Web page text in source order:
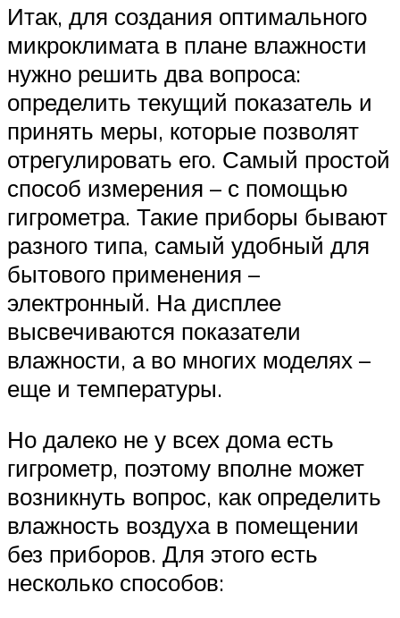
Итак, для создания оптимального
микроклимата в плане влажности
нужно решить два вопроса:
определить текущий показатель и
принять меры, которые позволят
отрегулировать его. Самый простой
способ измерения – с помощью
гигрометра. Такие приборы бывают
разного типа, самый удобный для
бытового применения –
электронный. На дисплее
высвечиваются показатели
влажности, а во многих моделях –
еще и температуры.
Но далеко не у всех дома есть
гигрометр, поэтому вполне может
возникнуть вопрос, как определить
влажность воздуха в помещении
без приборов. Для этого есть
несколько способов: